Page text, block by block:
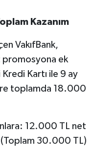
Kazanım
VakıfBank,
promosyona ek
Kredi Kartı ile 9 ay
toplamda 18.000
12.000 TL net
30.000 TL)